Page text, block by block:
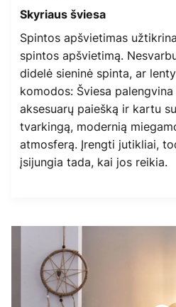
Skyriaus šviesa
Spintos apšvietimas
spintos apšvietimą.
didelė sieninė spinta, ar
komodos: Šviesa
aksesuarų paiešką ir kartu
tvarkingą, modernią
atmosferą. Įrengti jutikliai,
įsijungia tada, kai jos reikia.